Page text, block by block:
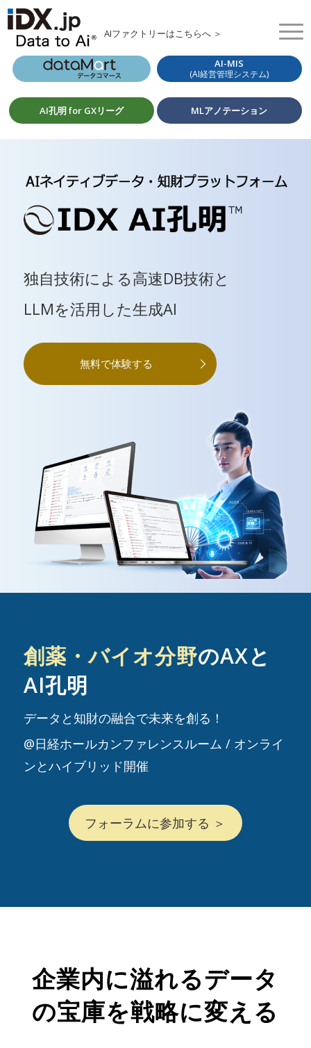
AIファクトリーはこちらへ ＞
AI-MIS
(AI経営管理システム)
AI孔明 for GXリーグ MLアノテーション
独自技術による高速DB技術と
LLMを活用した生成AI
無料で体験する
創薬・バイオ分野のAXと
AI孔明
データと知財の融合で未来を創る！
@日経ホールカンファレンスルーム / オンライ
ンとハイブリッド開催
フォーラムに参加する ＞
企業内に溢れるデータ
の宝庫を戦略に変える